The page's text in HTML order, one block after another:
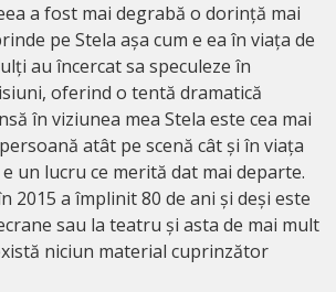
a fost mai degrabă o dorință mai
pe Stela așa cum e ea în viața de
au încercat sa speculeze în
oferind o tentă dramatică
în viziunea mea Stela este cea mai
atât pe scenă cât și în viața
un lucru ce merită dat mai departe.
2015 a împlinit 80 de ani și deși este
sau la teatru și asta de mai mult
niciun material cuprinzător